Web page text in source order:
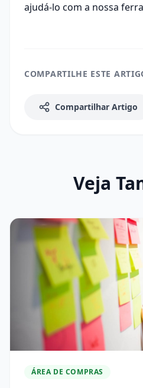
ajudá-lo com a nossa
COMPARTILHE ESTE
Compartilhar Artigo
Veja
ÁREA DE COMPRAS